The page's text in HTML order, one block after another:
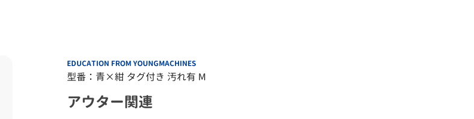
EDUCATION FROM YOUNGMACHINES
型番：青×紺 タグ付き 汚れ有 M
アウター関連